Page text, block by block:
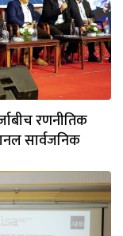
रणनीतिक
सार्वजनिक